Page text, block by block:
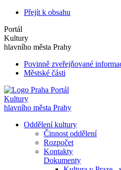
Přejít k obsahu
Portál
Kultury
hlavního města Prahy
Povinně zveřejňované
Městské části
Portál
Kultury
hlavního města Prahy
Oddělení kultury
Činnost oddělení
Rozpočet
Kontakty
Dokumenty